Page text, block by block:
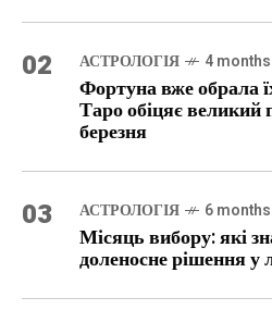
02 АСТРОЛОГІЯ 4
Фортуна вже обрала
Таро обіцяє великий
березня
03 АСТРОЛОГІЯ 6
Місяць вибору: які
доленосне рішення